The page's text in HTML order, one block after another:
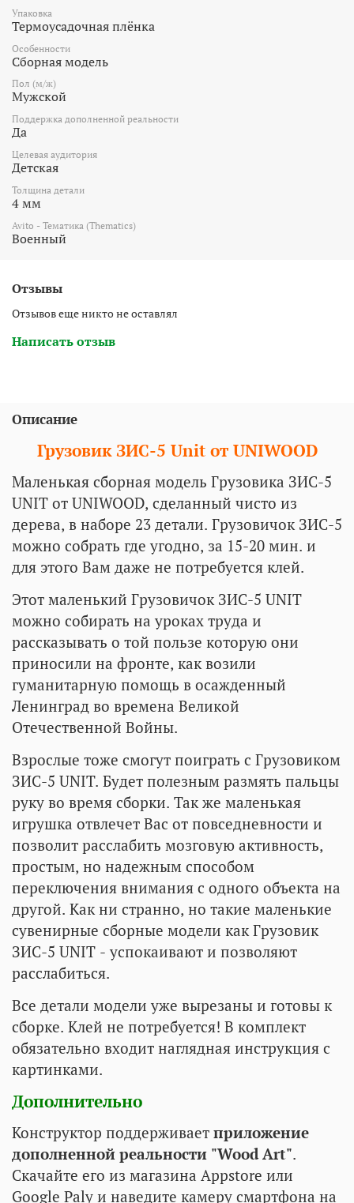
Упаковка
Термоусадочная плёнка
Особенности
Сборная модель
Пол (м/ж)
Мужской
Поддержка дополненной реальности
Да
Целевая аудитория
Детская
Толщина детали
4 мм
Avito - Тематика (Thematics)
Военный
Отзывы
Отзывов еще никто не оставлял
Написать отзыв
Описание
Грузовик ЗИС-5 Unit от UNIWOOD
Маленькая сборная модель Грузовика ЗИС-5
UNIT от UNIWOOD, сделанный чисто из
дерева, в наборе 23 детали. Грузовичок ЗИС-5
можно собрать где угодно, за 15-20 мин. и
для этого Вам даже не потребуется клей.
Этот маленький Грузовичок ЗИС-5 UNIT
можно собирать на уроках труда и
рассказывать о той пользе которую они
приносили на фронте, как возили
гуманитарную помощь в осажденный
Ленинград во времена Великой
Отечественной Войны.
Взрослые тоже смогут поиграть с Грузовиком
ЗИС-5 UNIT. Будет полезным размять пальцы
руку во время сборки. Так же маленькая
игрушка отвлечет Вас от повседневности и
позволит расслабить мозговую активность,
простым, но надежным способом
переключения внимания с одного объекта на
другой. Как ни странно, но такие маленькие
сувенирные сборные модели как Грузовик
ЗИС-5 UNIT - успокаивают и позволяют
расслабиться.
Все детали модели уже вырезаны и готовы к
сборке. Клей не потребуется! В комплект
обязательно входит наглядная инструкция с
картинками.
Дополнительно
Конструктор поддерживает приложение
дополненной реальности "Wood Art".
Скачайте его из магазина Appstore или
Google Paly и наведите камеру смартфона на